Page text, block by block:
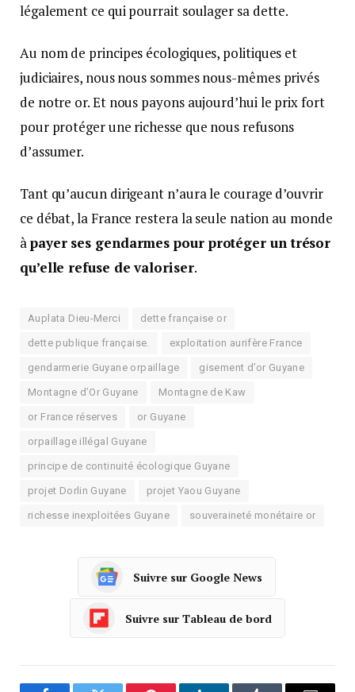
légalement ce qui pourrait soulager sa dette.
Au nom de principes écologiques, politiques et
judiciaires, nous nous sommes nous-mêmes privés
de notre or. Et nous payons aujourd’hui le prix fort
pour protéger une richesse que nous refusons
d’assumer.
Tant qu’aucun dirigeant n’aura le courage d’ouvrir
ce débat, la France restera la seule nation au monde
àpayer ses gendarmes pour protéger un trésor
qu’elle refuse de valoriser.
Auplata Dieu-Merci dette française or
dette publique française. exploitation aurifère France
gendarmerie Guyane orpaillage gisement d’or Guyane
Montagne d’Or Guyane Montagne de Kaw
or France réserves or Guyane
orpaillage illégal Guyane
principe de continuité écologique Guyane
projet Dorlin Guyane projet Yaou Guyane
richesse inexploitées Guyane souveraineté monétaire or
Suivre sur Google News
Suivre sur Tableau de bord